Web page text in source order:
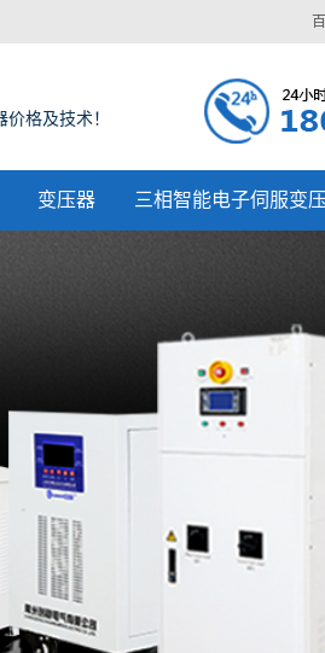
格及技术！
变压器 三相智能电子伺服变